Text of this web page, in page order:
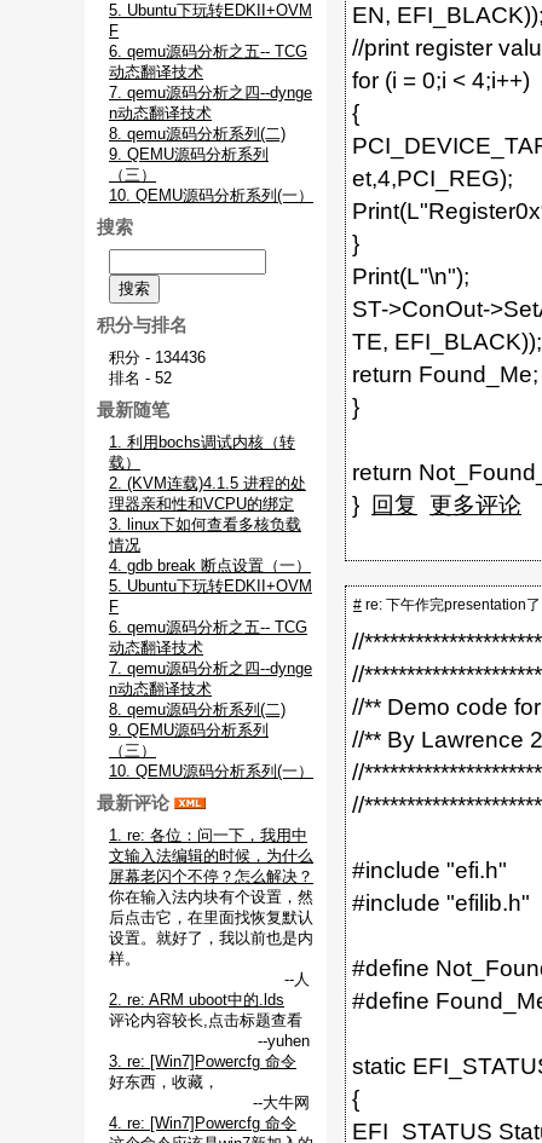
EN,
//print register
for (i = 0;i < 4;i++)
{
et,4,PCI_REG);
}
Print(L"\n");
ST->ConOut-
TE, EFI_BLACK));
return Found_Me;
}
return
}
回复 更多评论
# re: 下午作完presentation了
//
//
//** Demo code
//** By Lawrence
//
//
#include "efi.h"
#include "efilib.h"
#define
#define
static
{
EFI_STATUS
5. Ubuntu下玩转EDKII+OVM
F
6. qemu源码分析之五-- TCG
动态翻译技术
7. qemu源码分析之四--dynge
n动态翻译技术
8. qemu源码分析系列(二)
9. QEMU源码分析系列
（三）
10. QEMU源码分析系列(一）
搜索
积分与排名
积分 - 134436
排名 - 52
最新随笔
1. 利用bochs调试内核（转
载）
2. (KVM连载)4.1.5 进程的处
理器亲和性和VCPU的绑定
3. linux下如何查看多核负载
情况
4. gdb break 断点设置（一）
5. Ubuntu下玩转EDKII+OVM
F
6. qemu源码分析之五-- TCG
动态翻译技术
7. qemu源码分析之四--dynge
n动态翻译技术
8. qemu源码分析系列(二)
9. QEMU源码分析系列
（三）
10. QEMU源码分析系列(一）
最新评论
1. re: 各位：问一下，我用中
文输入法编辑的时候，为什么
屏幕老闪个不停？怎么解决？
你在输入法内块有个设置，然
后点击它，在里面找恢复默认
设置。就好了，我以前也是内
样。
--人
2. re: ARM uboot中的.lds
评论内容较长,点击标题查看
--yuhen
3. re: [Win7]Powercfg 命令
好东西，收藏，
--大牛网
4. re: [Win7]Powercfg 命令